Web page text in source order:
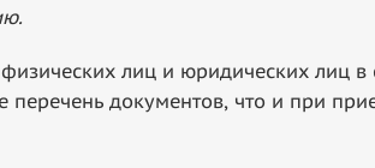
лиц и юридических лиц в
перечень документов, что и при